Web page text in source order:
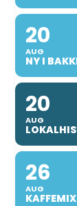
20
AUG
NY I
20
AUG
26
AUG